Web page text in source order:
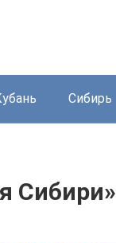
Сибирь
Сибири»